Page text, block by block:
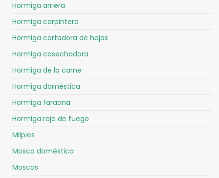
Hormiga arriera
Hormiga carpintera
Hormiga cortadora de hojas
Hormiga cosechadora
Hormiga de la carne
Hormiga doméstica
Hormiga faraona
Hormiga roja de fuego
Milpies
Mosca doméstica
Moscas